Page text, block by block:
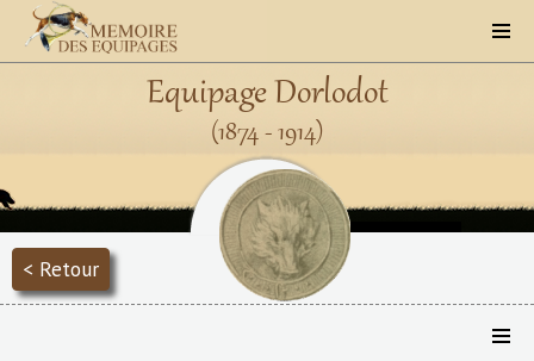
Equipage Dorlodot
(1874 - 1914)
< Retour